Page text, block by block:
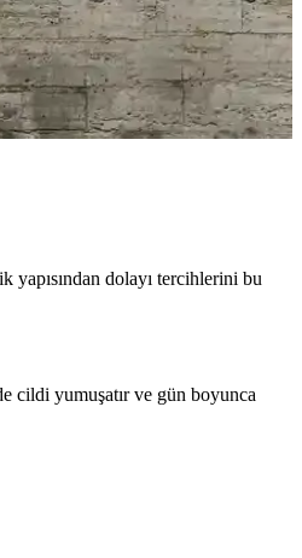
tercihidir.
dolayı tercihlerini bu
cildi yumuşatır ve gün boyunca